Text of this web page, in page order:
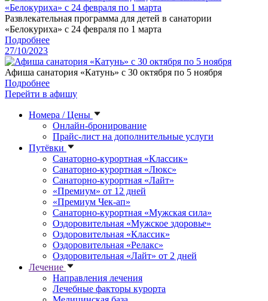
Развлекательная программа для детей в санатории
«Белокуриха» с 24 февраля по 1 марта
Подробнее
27/10/2023
Афиша санатория «Катунь» с 30 октября по 5 ноября
Подробнее
Перейти в афишу
Номера / Цены
Онлайн-бронирование
Прайс-лист на дополнительные услуги
Путёвки
Санаторно-курортная «Классик»
Санаторно-курортная «Люкс»
Санаторно-курортная «Лайт»
«Премиум» от 12 дней
«Премиум Чек-ап»
Санаторно-курортная «Мужская сила»
Оздоровительная «Мужское здоровье»
Оздоровительная «Классик»
Оздоровительная «Релакс»
Оздоровительная «Лайт» от 2 дней
Лечение
Направления лечения
Лечебные факторы курорта